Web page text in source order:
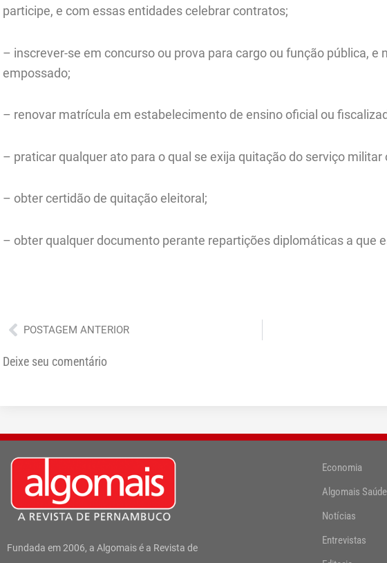
participe, e com essas entidades celebrar contratos;
– inscrever-se em concurso ou prova para cargo ou função pública, e
empossado;
– renovar matrícula em estabelecimento de ensino oficial ou
– praticar qualquer ato para o qual se exija quitação do serviço militar
– obter certidão de quitação eleitoral;
– obter qualquer documento perante repartições diplomáticas a que
Anterior
POSTAGEM ANTERIOR
Deixe seu comentário
Fundada em 2006, a Algomais é a Revista de
Economia
Algomais Saúde
Notícias
Entrevistas